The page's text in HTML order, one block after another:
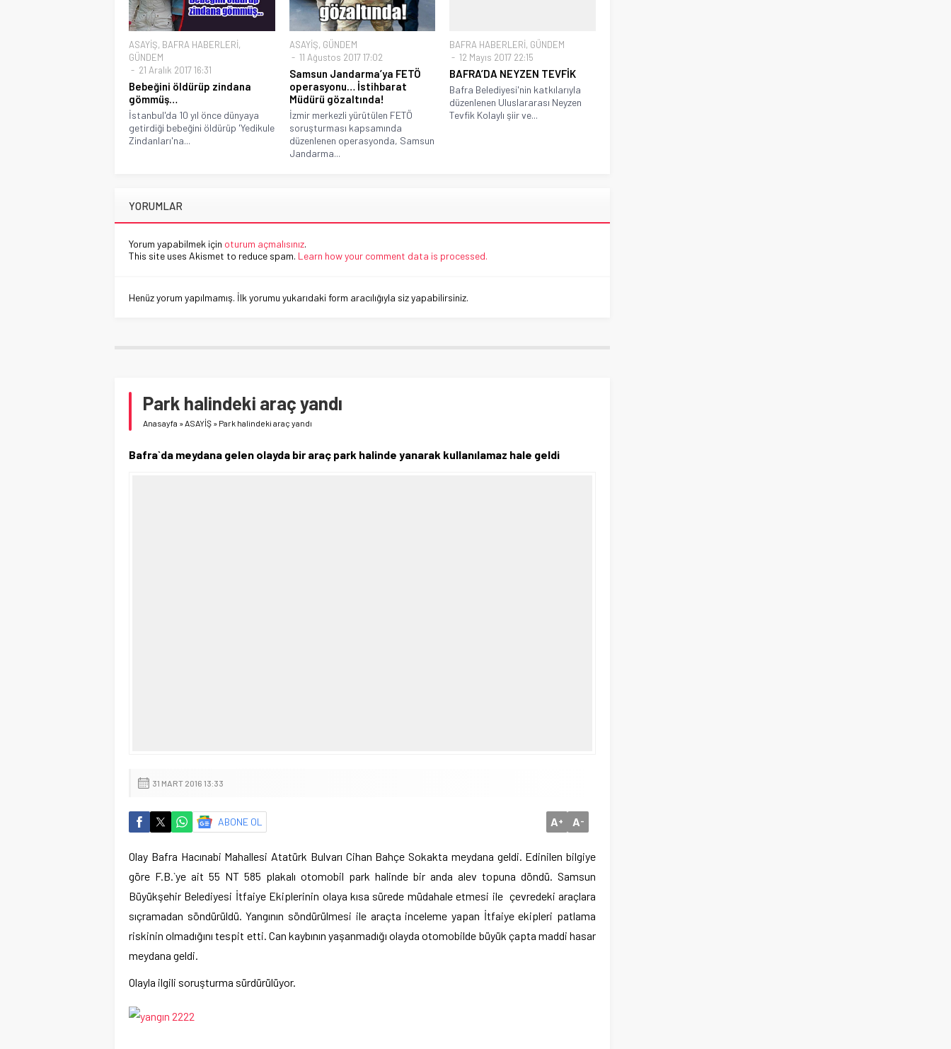
ASAYİŞ, BAFRA HABERLERİ,
GÜNDEM
21 Aralık 2017 16:31
Bebeğini öldürüp zindana
gömmüş…
İstanbul'da 10 yıl önce dünyaya
getirdiği bebeğini öldürüp 'Yedikule
Zindanları'na...
ASAYİŞ, GÜNDEM
11 Ağustos 2017 17:02
Samsun Jandarma’ya FETÖ
operasyonu… İstihbarat
Müdürü gözaltında!
İzmir merkezli yürütülen FETÖ
soruşturması kapsamında
düzenlenen operasyonda, Samsun
Jandarma...
BAFRA HABERLERİ, GÜNDEM
12 Mayıs 2017 22:15
BAFRA’DA NEYZEN TEVFİK
Bafra Belediyesi'nin katkılarıyla
düzenlenen Uluslararası Neyzen
Tevfik Kolaylı şiir ve...
YORUMLAR
Yorum yapabilmek için oturum açmalısınız.
This site uses Akismet to reduce spam. Learn how your comment data is processed.
Henüz yorum yapılmamış. İlk yorumu yukarıdaki form aracılığıyla siz yapabilirsiniz.
Park halindeki araç yandı
Anasayfa »ASAYİŞ » Park halindeki araç yandı
Bafra`da meydana gelen olayda bir araç park halinde yanarak kullanılamaz hale geldi
31 MART 2016 13:33
ABONE OL A+ A-
Olay Bafra Hacınabi Mahallesi Atatürk Bulvarı Cihan Bahçe Sokakta meydana geldi. Edinilen bilgiye
göre F.B.`ye ait 55 NT 585 plakalı otomobil park halinde bir anda alev topuna döndü. Samsun
Büyükşehir Belediyesi İtfaiye Ekiplerinin olaya kısa sürede müdahale etmesi ile çevredeki araçlara
sıçramadan söndürüldü. Yangının söndürülmesi ile araçta inceleme yapan İtfaiye ekipleri patlama
riskinin olmadığını tespit etti. Can kaybının yaşanmadığı olayda otomobilde büyük çapta maddi hasar
meydana geldi.
Olayla ilgili soruşturma sürdürülüyor.